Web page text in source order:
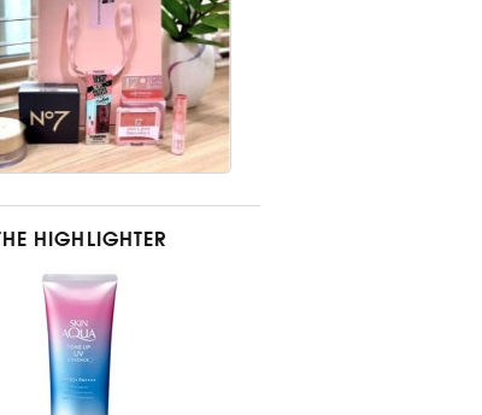
THE HIGHLIGHTER